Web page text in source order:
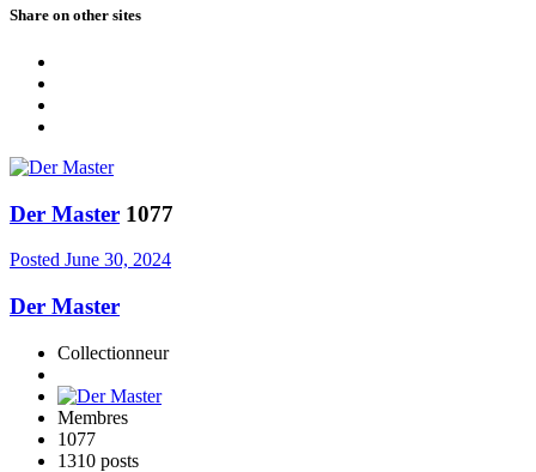
Share on other sites
Der Master 1077
Posted June 30, 2024
Der Master
Collectionneur
Membres
1077
1310 posts